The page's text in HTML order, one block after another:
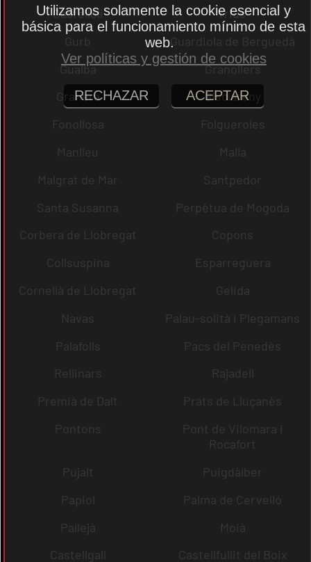
Castellolí
rrius
Gurb
Guardiola de Berguedà
Gualba
Granollers
Granera
Gisclareny
Fonollosa
Folgueroles
Manlleu
Malla
Malgrat de Mar
Santpedor
Santa Susanna
Perpètua de Mogoda
Corbera de Llobregat
Copons
Collsuspina
Esparreguera
Cornellà de Llobregat
Gelida
Navas
Palau-solità i Plegamans
Palafolls
Pacs del Penedès
Rellinars
Rajadell
Premià de Dalt
Prats de Lluçanès
Pontons
Pont de Vilomara i
Rocafort
Pujalt
Puigdàlber
Papiol
Palma de Cervelló
Pallejà
Moià
Castellgalí
Castellfullit del Boix
Utilizamos solamente la cookie esencial y
básica para el funcionamiento mínimo de esta
web.
Ver políticas y gestión de cookies
RECHAZAR ACEPTAR